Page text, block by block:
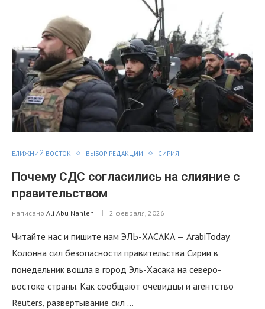
БЛИЖНИЙ ВОСТОК ВЫБОР РЕДАКЦИИ СИРИЯ
Почему СДС согласились на слияние с
правительством
написано Ali Abu Nahleh 2 февраля, 2026
Читайте нас и пишите нам ЭЛЬ-ХАСАКА — ArabiToday.
Колонна сил безопасности правительства Сирии в
понедельник вошла в город Эль-Хасака на северо-
востоке страны. Как сообщают очевидцы и агентство
Reuters, развертывание сил …